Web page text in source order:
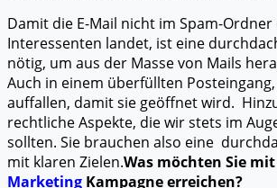
Damit die E-Mail nicht im Spam-Ordner
Interessenten landet, ist eine
nötig, um aus der Masse von Mails
Auch in einem überfüllten
auffallen, damit sie geöffnet wird.
rechtliche Aspekte, die wir stets im
sollten. Sie brauchen also eine
mit klaren Zielen.Was möchten Sie
Marketing Kampagne erreichen?